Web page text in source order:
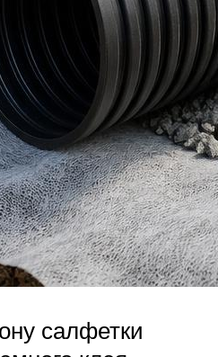
салфетки